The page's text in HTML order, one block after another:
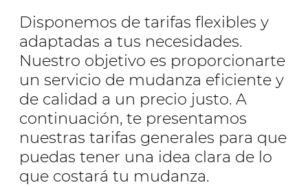
Disponemos de tarifas flexibles y
adaptadas a tus necesidades.
Nuestro objetivo es proporcionarte
un servicio de mudanza eficiente y
de calidad a un precio justo. A
continuación, te presentamos
nuestras tarifas generales para que
puedas tener una idea clara de lo
que costará tu mudanza.